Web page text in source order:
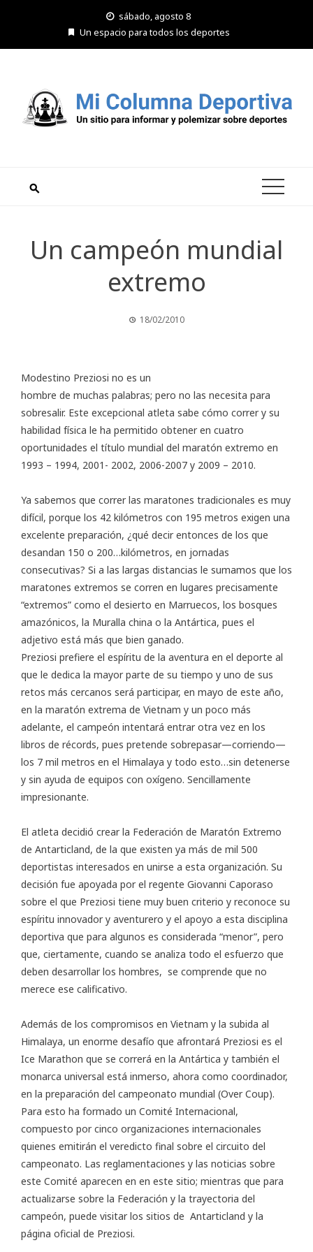
sábado, agosto 8
Un espacio para todos los deportes
Un campeón mundial
extremo
18/02/2010
Modestino Preziosi no es un
hombre de muchas palabras; pero no las necesita para
sobresalir. Este excepcional atleta sabe cómo correr y su
habilidad física le ha permitido obtener en cuatro
oportunidades el título mundial del maratón extremo en
1993 – 1994, 2001- 2002, 2006-2007 y 2009 – 2010.
Ya sabemos que correr las maratones tradicionales es muy
difícil, porque los 42 kilómetros con 195 metros exigen una
excelente preparación, ¿qué decir entonces de los que
desandan 150 o 200…kilómetros, en jornadas
consecutivas? Si a las largas distancias le sumamos que los
maratones extremos se corren en lugares precisamente
“extremos” como el desierto en Marruecos, los bosques
amazónicos, la Muralla china o la Antártica, pues el
adjetivo está más que bien ganado.
Preziosi prefiere el espíritu de la aventura en el deporte al
que le dedica la mayor parte de su tiempo y uno de sus
retos más cercanos será participar, en mayo de este año,
en la maratón extrema de Vietnam y un poco más
adelante, el campeón intentará entrar otra vez en los
libros de récords, pues pretende sobrepasar—corriendo—
los 7 mil metros en el Himalaya y todo esto…sin detenerse
y sin ayuda de equipos con oxígeno. Sencillamente
impresionante.
El atleta decidió crear la Federación de Maratón Extremo
de Antarticland, de la que existen ya más de mil 500
deportistas interesados en unirse a esta organización. Su
decisión fue apoyada por el regente Giovanni Caporaso
sobre el que Preziosi tiene muy buen criterio y reconoce su
espíritu innovador y aventurero y el apoyo a esta disciplina
deportiva que para algunos es considerada “menor”, pero
que, ciertamente, cuando se analiza todo el esfuerzo que
deben desarrollar los hombres, se comprende que no
merece ese calificativo.
Además de los compromisos en Vietnam y la subida al
Himalaya, un enorme desafío que afrontará Preziosi es el
Ice Marathon que se correrá en la Antártica y también el
monarca universal está inmerso, ahora como coordinador,
en la preparación del campeonato mundial (Over Coup).
Para esto ha formado un Comité Internacional,
compuesto por cinco organizaciones internacionales
quienes emitirán el veredicto final sobre el circuito del
campeonato. Las reglamentaciones y las noticias sobre
este Comité aparecen en en este sitio; mientras que para
actualizarse sobre la Federación y la trayectoria del
campeón, puede visitar los sitios de Antarticland y la
página oficial de Preziosi.